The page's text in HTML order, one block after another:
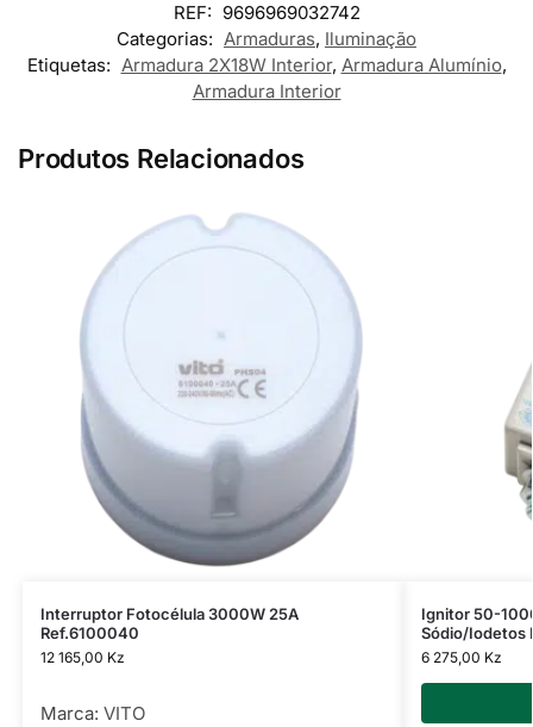
REF: 9696969032742
Categorias: Armaduras, Iluminação
Etiquetas: Armadura 2X18W Interior, Armadura Alumínio,
Armadura Interior
Produtos Relacionados
Interruptor Fotocélula 3000W 25A
Ref.6100040
12 165,00 Kz
Marca: VITO
Ignitor 50-
Sódio/Iodetos
6 275,00 Kz